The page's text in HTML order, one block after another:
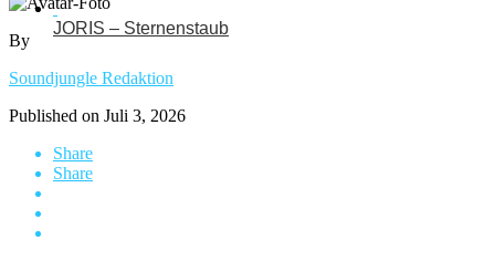
JORIS – Sternenstaub
By
Soundjungle Redaktion
Published on Juli 3, 2026
Share
Share